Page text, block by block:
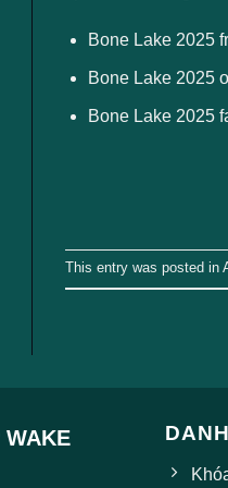
Bone Lake 2025
Bone Lake 2025
Bone Lake 2025
This entry was posted in
WAKE